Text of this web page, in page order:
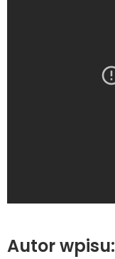
Autor wpisu: